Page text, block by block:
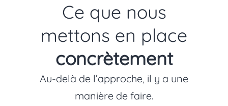
Ce que nous
mettons en place
concrètement
Au-delà de l’approche, il y a une
manière de faire.